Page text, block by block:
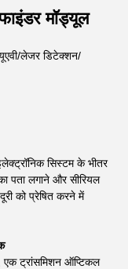
मॉड्यूल
लेजर डिटेक्शन/
सिस्टम के भीतर
पता लगाने और सीरियल
को प्रेषित करने में
ट्रांसमिशन ऑप्टिकल